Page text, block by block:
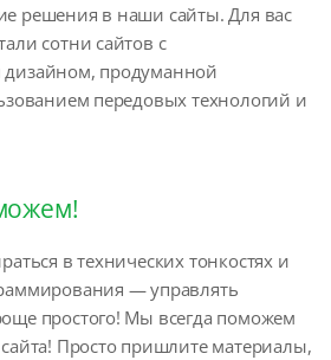
решения в наши сайты. Для вас
сотни сайтов с
продуманной
передовых технологий и
в технических тонкостях и
— управлять
простого! Мы всегда поможем
Просто пришлите материалы,